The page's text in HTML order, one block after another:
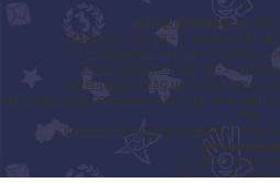
info@igromag.ua -
opt@igromag.ua - з питань
order@igromag.ua - з питань
marketing@igromag.ua - з питань
event@igromag.ua - з питань
ua-project@igromag.ua - з питань співпраці
ігор
irina.karpenko@igromag.ua - з
Ми
Пн-Пт: з 10:00
Сб-Нд: з 12:00